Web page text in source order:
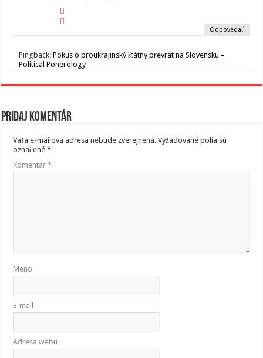
Odpovedať
Pingback:Pokus o proukrajinský štátny prevrat na Slovensku –
Political Ponerology
Pridaj komentár
Vaša e-mailová adresa nebude zverejnená. Vyžadované polia sú
označené*
Komentár*
Meno
E-mail
Adresa webu